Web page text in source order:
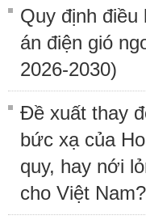
Quy định
án điện gió
2026-2030)
Đề xuất thay
bức xạ của
quy, hay nới
cho Việt Nam?